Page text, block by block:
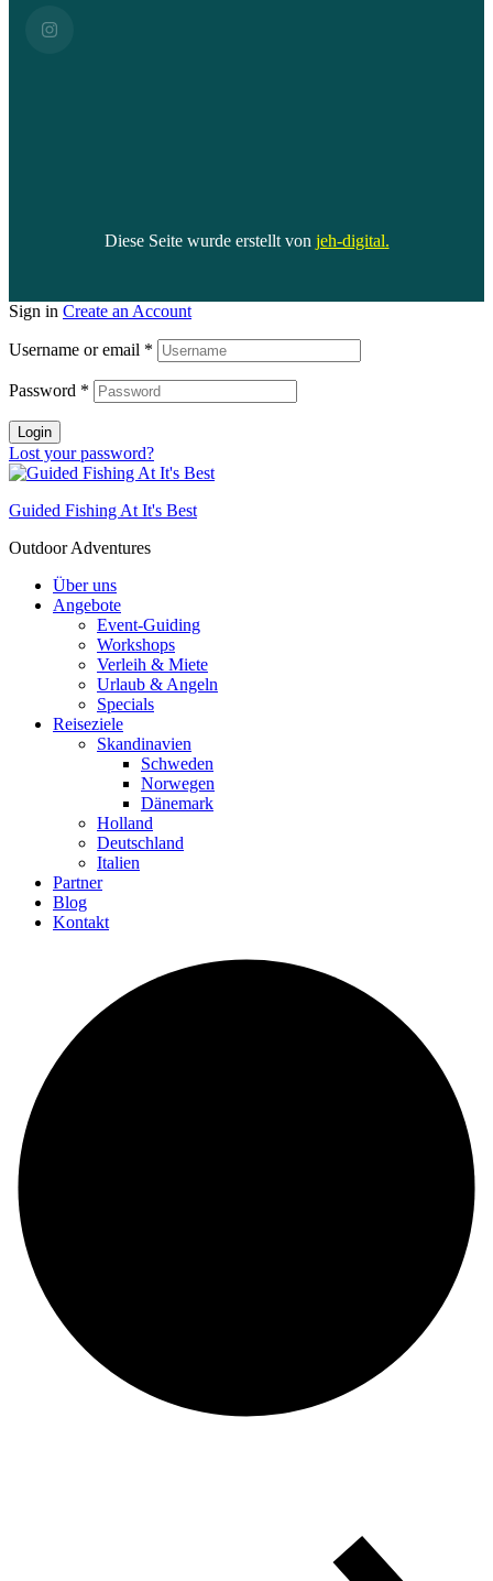
Diese Seite wurde erstellt von jeh-digital.
Sign in Create an Account
Username or email *
Password *
Login
Lost your password?
Guided Fishing At It's Best
Outdoor Adventures
Über uns
Angebote
Event-Guiding
Workshops
Verleih & Miete
Urlaub & Angeln
Specials
Reiseziele
Skandinavien
Schweden
Norwegen
Dänemark
Holland
Deutschland
Italien
Partner
Blog
Kontakt